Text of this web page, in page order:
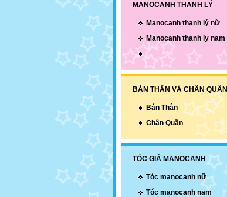
MANOCANH THANH LÝ
Manocanh thanh lý nữ
Manocanh thanh ly nam
BÁN THÂN VÀ CHÂN QUẦN
Bán Thân
Chân Quần
TÓC GIẢ MANOCANH
Tóc manocanh nữ
Tóc manocanh nam